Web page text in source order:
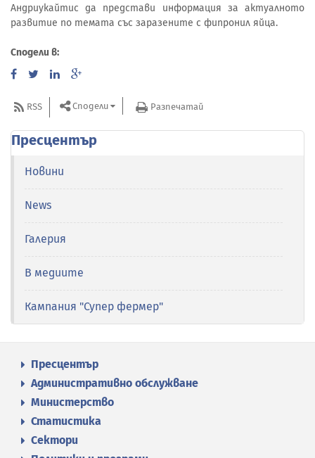
Андриукайтис да представи информация за актуалното
развитие по темата със заразените с фипронил яйца.
Сподели в:
RSS Сподели Разпечатай
Пресцентър
Новини
News
Галерия
В медиите
Кампания "Супер фермер"
Пресцентър
Административно обслужване
Министерство
Статистика
Сектори